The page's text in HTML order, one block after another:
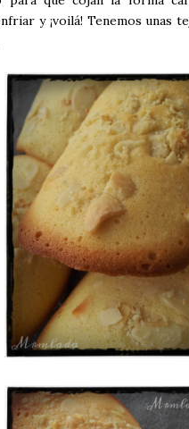
y ¡voilá! Tenemos unas